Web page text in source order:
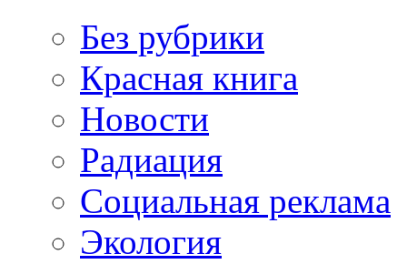
Без рубрики
Красная книга
Новости
Радиация
Социальная реклама
Экология